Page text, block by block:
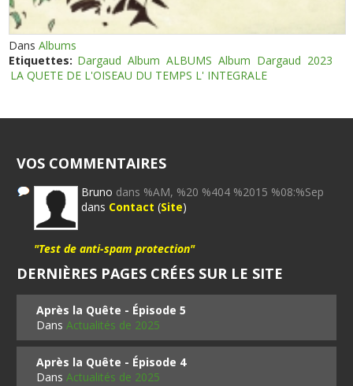
DansAlbums
Etiquettes: Dargaud Album ALBUMS Album Dargaud 2023
LA QUETE DE L'OISEAU DU TEMPS L' INTEGRALE
VOS COMMENTAIRES
Bruno dans %AM, %20 %404 %2015 %08:%Sep
dans Contact (Site)
"Test de anti-spam protection"
DERNIÈRES PAGES CRÉES SUR LE SITE
Après la Quête - Épisode 5
DansActualités de 2025
Après la Quête - Épisode 4
DansActualités de 2025